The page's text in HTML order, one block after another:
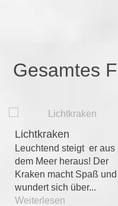
Gesamtes
Lichtkraken
Leuchtend steigt er aus
dem Meer heraus! Der
Kraken macht Spaß und
wundert sich über...
Weiterlesen